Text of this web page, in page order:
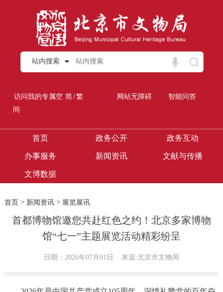
站内搜索
访问我的专属空
间
简/繁 网站无障碍 智能问答
首页 政务公开 政务互动
办事服务 新闻资讯 文献与传播
文博数据
首页> 新闻资讯> 展览展讯
首都博物馆邀您共赴红色之约！北京多家博物
馆“七一”主题展览活动精彩纷呈
日期：2026年07月01日 来源:北京市文物局